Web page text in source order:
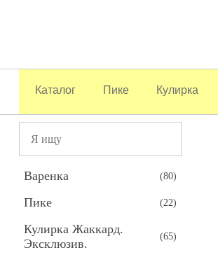
Каталог Пике Кулирка
Варенка (80)
Пике (22)
Кулирка Жаккард.
Эксклюзив.
(65)